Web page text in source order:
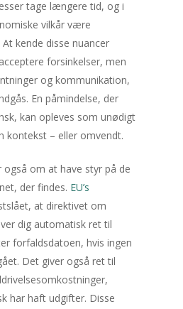
tage længere tid, og i
vilkår være
kende disse nuancer
forsinkelser, men
og kommunikation,
En påmindelse, der
kan opleves som unødigt
kontekst – eller omvendt.
også om at have styr på de
der findes. EU’s
at direktivet om
dig automatisk ret til
forfaldsdatoen, hvis ingen
Det giver også ret til
har haft udgifter. Disse